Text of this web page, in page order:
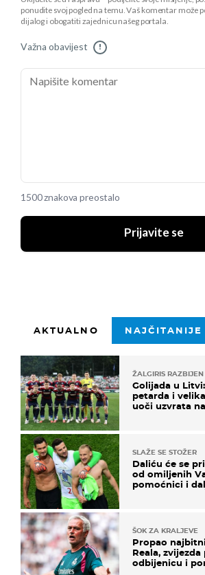
ponudite svoj pogled na temu. Vaš komentar može
dijalog i obogatiti zajednicu našeg portala.
Važna obavijest !
1500 znakova preostalo
Prijavite se
AKTUALNO NAJČITANIJE
ŽALGIRIS RAZBIJEN
Golijada u
petarda i
uoči uzvrata
SLAŽE SE STOŽER
Daliću će se
od omiljenih
pomoćnici i
ŠOK ZA KRALJEVE
Propao
Reala, zvijezda
odbijenicu i